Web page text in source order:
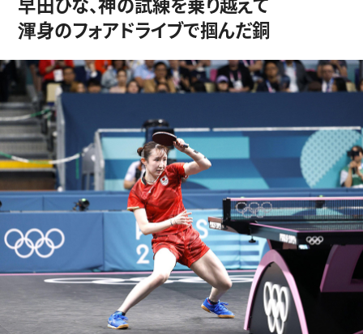
渾身のフォアドライブで掴んだ銅